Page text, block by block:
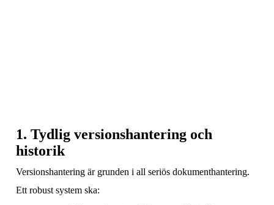
1. Tydlig versionshantering och
historik
Versionshantering är grunden i all seriös dokumenthantering.
Ett robust system ska: